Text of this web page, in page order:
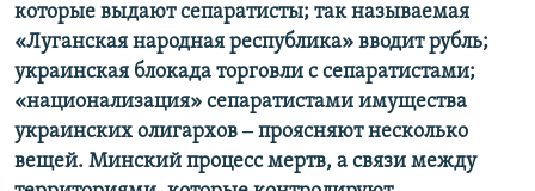
которые выдают сепаратисты; так называемая
«Луганская народная республика» вводит рубль;
украинская блокада торговли с сепаратистами;
«национализация» сепаратистами имущества
украинских олигархов ‒ проясняют несколько
вещей. Минский процесс мертв, а связи между